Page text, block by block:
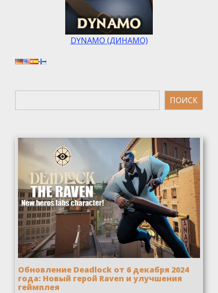
DYNAMO (ДИНАМО)
Поиск
ПОИСК
Обновление Deadlock от 6 декабря 2024
года: Новый герой Raven и улучшения
геймплея